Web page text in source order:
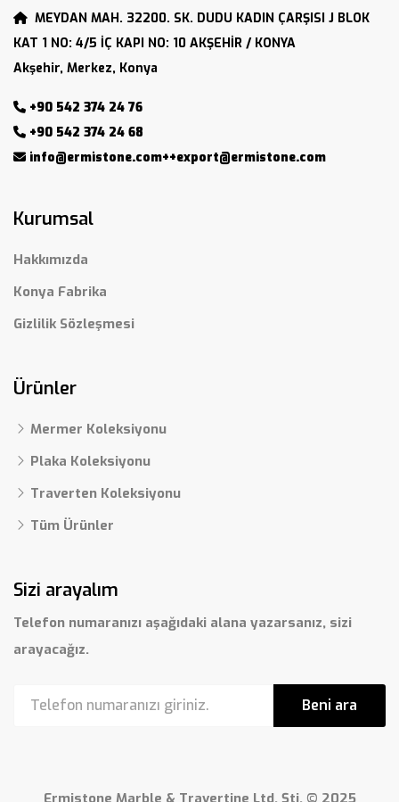
MEYDAN MAH. 32200. SK. DUDU KADIN ÇARŞISI J BLOK
KAT 1 NO: 4/5 İÇ KAPI NO: 10 AKŞEHİR / KONYA
Akşehir, Merkez, Konya
+90 542 374 24 76
+90 542 374 24 68
info@ermistone.com++export@ermistone.com
Kurumsal
Hakkımızda
Konya Fabrika
Gizlilik Sözleşmesi
Ürünler
Mermer Koleksiyonu
Plaka Koleksiyonu
Traverten Koleksiyonu
Tüm Ürünler
Sizi arayalım
Telefon numaranızı aşağıdaki alana yazarsanız, sizi
arayacağız.
Beni ara